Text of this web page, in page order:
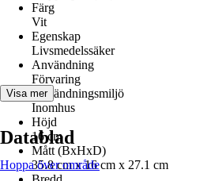
Färg
Vit
Egenskap
Livsmedelssäker
Användning
Förvaring
Användningsmiljö
Inomhus
Höjd
16 cm
Mått (BxHxD)
35.8 cm x 16 cm x 27.1 cm
Visa mer
Datablad
Hoppa över område